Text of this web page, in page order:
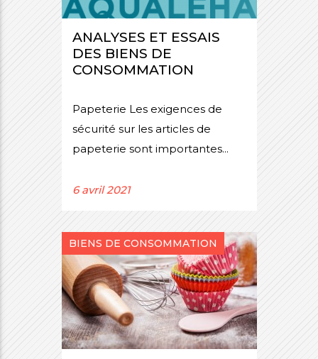
ANALYSES ET ESSAIS
DES BIENS DE
CONSOMMATION
Papeterie Les exigences de
sécurité sur les articles de
papeterie sont importantes...
6 avril 2021
BIENS DE CONSOMMATION